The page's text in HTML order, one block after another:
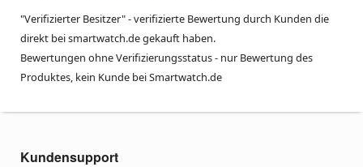
"Verifizierter Besitzer" - verifizierte Bewertung durch Kunden die
direkt bei smartwatch.de gekauft haben.
Bewertungen ohne Verifizierungsstatus - nur Bewertung des
Produktes, kein Kunde bei Smartwatch.de
Kundensupport